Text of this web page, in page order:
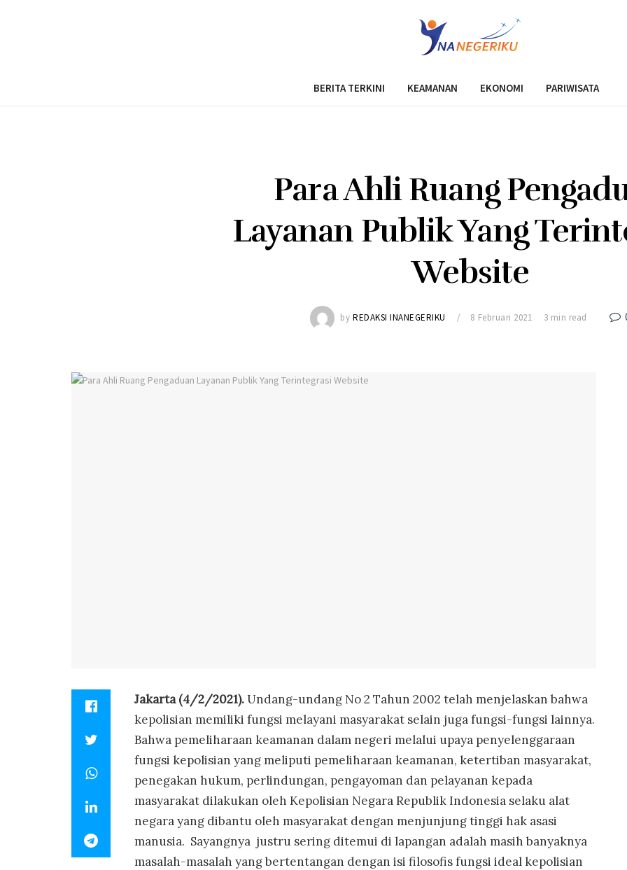
BERITA TERKINI KEAMANAN EKONOMI PARIWISATA
Para Ahli Ruang
Layanan Publik Yang
Website
by REDAKSI INANEGERIKU 8 Februari 2021 3 min read
Jakarta (4/2/2021).Undang-undang No 2 Tahun 2002 telah menjelaskan bahwa
kepolisian memiliki fungsi melayani masyarakat selain juga fungsi-fungsi lainnya.
Bahwa pemeliharaan keamanan dalam negeri melalui upaya penyelenggaraan
fungsi kepolisian yang meliputi pemeliharaan keamanan, ketertiban masyarakat,
penegakan hukum, perlindungan, pengayoman dan pelayanan kepada
masyarakat dilakukan oleh Kepolisian Negara Republik Indonesia selaku alat
negara yang dibantu oleh masyarakat dengan menjunjung tinggi hak asasi
manusia. Sayangnya justru sering ditemui di lapangan adalah masih banyaknya
masalah-masalah yang bertentangan dengan isi filosofis fungsi ideal kepolisian